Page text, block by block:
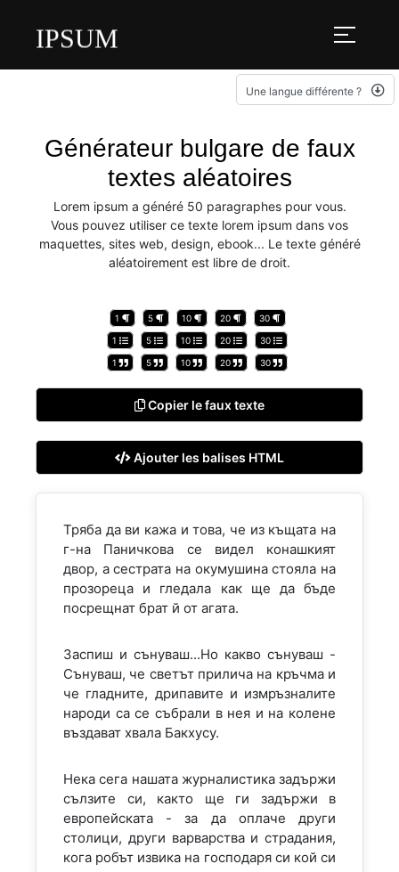
IPSUM
Une langue différente ?
Générateur bulgare de faux
textes aléatoires
Lorem ipsum a généré 50 paragraphes pour vous.
Vous pouvez utiliser ce texte lorem ipsum dans vos
maquettes, sites web, design, ebook... Le texte généré
aléatoirement est libre de droit.
1 5 10 20 30
1 5 10 20 30
1 5 10 20 30
Copier le faux texte
Ajouter les balises HTML
Тряба да ви кажа и това, че из къщата на
г-на Паничкова се видел конашкият
двор, а сестрата на окумушина стояла на
прозореца и гледала как ще да бъде
посрещнат брат й от агата.
Заспиш и сънуваш...Но какво сънуваш -
Сънуваш, че светът прилича на кръчма и
че гладните, дрипавите и измръзналите
народи са се събрали в нея и на колене
въздават хвала Бакхусу.
Нека сега нашата журналистика задържи
сълзите си, както ще ги задържи в
европейската - за да оплаче други
столици, други варварства и страдания,
кога робът извика на господаря си кой си